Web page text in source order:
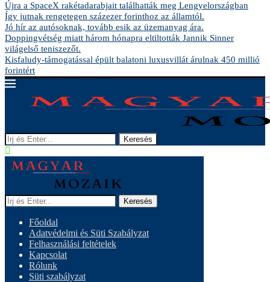
Újra a SpaceX rakétadarabjait találhatták meg Lengyelországban
Így jutnak rengetegen százezer forinthoz az államtól.
Jó hír az autósoknak, tovább esik az üzemanyag ára.
Doppingvétség miatt három hónapra eltiltották Jannik Sinner
világelső teniszezőt.
Kisfaludy-támogatással épült balatoni luxusvillát árulnak 450 millió
forintért
Keresés
Keresés
Főoldal
Adatvédelmi és Süti Szabályzat
Felhasználási feltételek
Kapcsolat
Rólunk
Süti szabályzat